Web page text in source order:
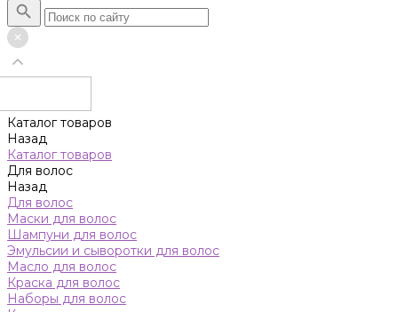
Каталог товаров
Назад
Каталог товаров
Для волос
Назад
Для волос
Маски для волос
Шампуни для волос
Эмульсии и сыворотки для волос
Масло для волос
Краска для волос
Наборы для волос